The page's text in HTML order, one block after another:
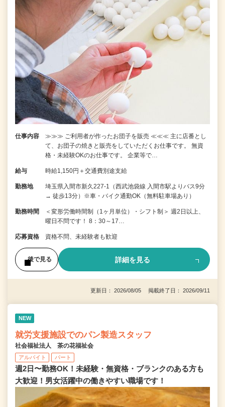
仕事内容
≫≫≫ ご利用者が作ったお団子を販売 ≪≪≪ 主に店番とし
て、お団子の焼きと販売をしていただくお仕事です。 無資
格・未経験OKのお仕事です。 企業等で…
給与 時給1,150円＋交通費別途支給
勤務地
埼玉県入間市新久227-1（西武池袋線 入間市駅よりバス9分
→ 徒歩13分）※車・バイク通勤OK（無料駐車場あり）
勤務時間
＜変形労働時間制（1ヶ月単位）・シフト制＞ 週2日以上、
曜日不問です！ 8：30～17…
応募資格 資格不問、未経験者も歓迎
後で見る 詳細を見る
更新日： 2026/08/05 掲載終了日： 2026/09/11
NEW
就労支援施設でのパン製造スタッフ
社会福祉法人 茶の花福祉会
アルバイト パート
週2日〜勤務OK！未経験・無資格・ブランクのある方も
大歓迎！男女活躍中の働きやすい職場です！